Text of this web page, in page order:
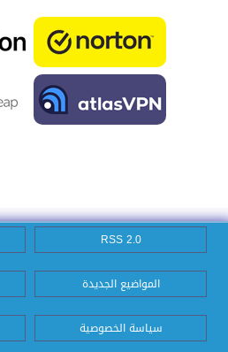
RSS 2.0
المواضيع الجديدة
سياسة الخصوصية